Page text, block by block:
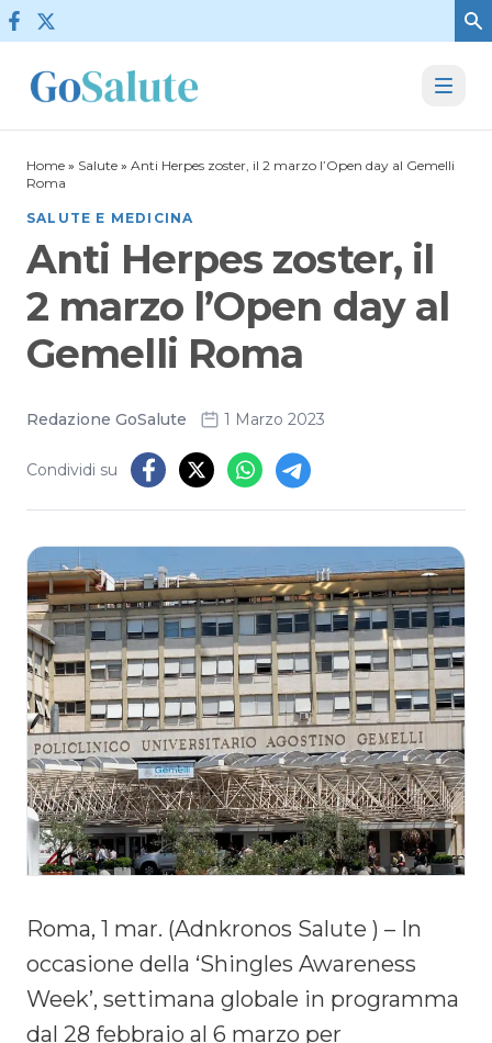
Vai al contenuto
Home » Salute » Anti Herpes zoster, il 2 marzo l’Open day al Gemelli
Roma
SALUTE E MEDICINA
Anti Herpes zoster, il
2 marzo l’Open day al
Gemelli Roma
Redazione GoSalute 1 Marzo 2023
Condividi su
Roma, 1 mar. (Adnkronos Salute ) – In
occasione della ‘Shingles Awareness
Week’, settimana globale in programma
dal 28 febbraio al 6 marzo per